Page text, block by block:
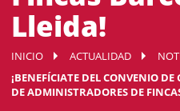
Lleida!
INICIO ACTUALIDAD
¡BENEFÍCIATE DEL CONVENIO
DE ADMINISTRADORES DE